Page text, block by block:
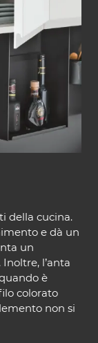
della cucina.
e dà un
un
l’anta
è
colorato
non si